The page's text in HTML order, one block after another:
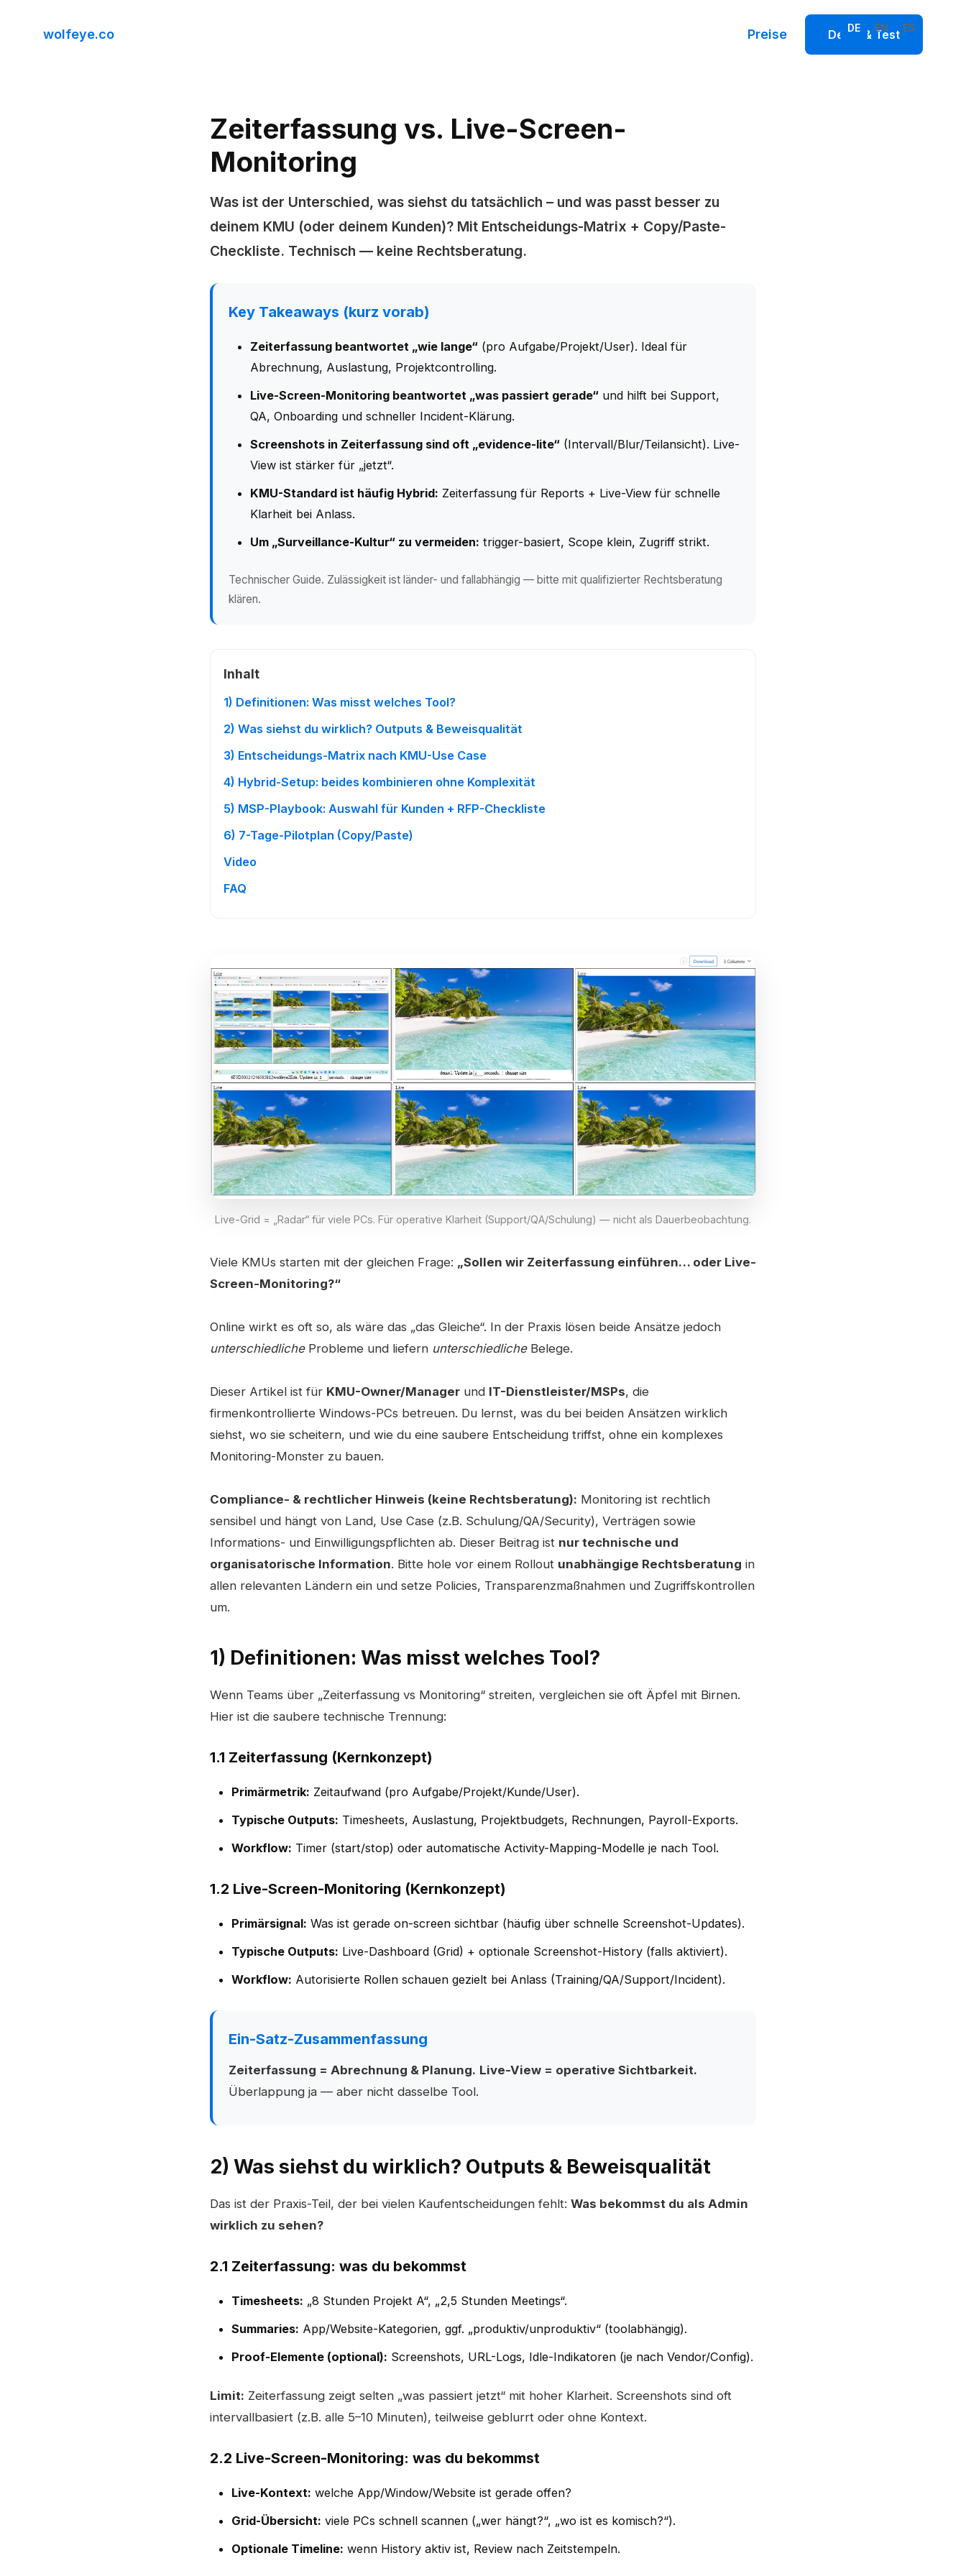
DE EN ES
wolfeye.co Preise Demo & Test
Zeiterfassung vs. Live-Screen-
Monitoring
Was ist der Unterschied, was siehst du tatsächlich – und was passt besser zu
deinem KMU (oder deinem Kunden)? Mit Entscheidungs-Matrix + Copy/Paste-
Checkliste. Technisch — keine Rechtsberatung.
Key Takeaways (kurz vorab)
Zeiterfassung beantwortet „wie lange“ (pro Aufgabe/Projekt/User). Ideal für
Abrechnung, Auslastung, Projektcontrolling.
Live-Screen-Monitoring beantwortet „was passiert gerade“ und hilft bei Support,
QA, Onboarding und schneller Incident-Klärung.
Screenshots in Zeiterfassung sind oft „evidence-lite“ (Intervall/Blur/Teilansicht). Live-
View ist stärker für „jetzt“.
KMU-Standard ist häufig Hybrid: Zeiterfassung für Reports + Live-View für schnelle
Klarheit bei Anlass.
Um „Surveillance-Kultur“ zu vermeiden: trigger-basiert, Scope klein, Zugriff strikt.
Technischer Guide. Zulässigkeit ist länder- und fallabhängig — bitte mit qualifizierter Rechtsberatung
klären.
Inhalt
1) Definitionen: Was misst welches Tool?
2) Was siehst du wirklich? Outputs & Beweisqualität
3) Entscheidungs-Matrix nach KMU-Use Case
4) Hybrid-Setup: beides kombinieren ohne Komplexität
5) MSP-Playbook: Auswahl für Kunden + RFP-Checkliste
6) 7-Tage-Pilotplan (Copy/Paste)
Video
FAQ
Live-Grid = „Radar“ für viele PCs. Für operative Klarheit (Support/QA/Schulung) — nicht als Dauerbeobachtung.
Viele KMUs starten mit der gleichen Frage: „Sollen wir Zeiterfassung einführen… oder Live-
Screen-Monitoring?“
Online wirkt es oft so, als wäre das „das Gleiche“. In der Praxis lösen beide Ansätze jedoch
unterschiedlicheProbleme und liefern unterschiedlicheBelege.
Dieser Artikel ist für KMU-Owner/Manager und IT-Dienstleister/MSPs, die
firmenkontrollierte Windows-PCs betreuen. Du lernst, was du bei beiden Ansätzen wirklich
siehst, wo sie scheitern, und wie du eine saubere Entscheidung triffst, ohne ein komplexes
Monitoring-Monster zu bauen.
Compliance- & rechtlicher Hinweis (keine Rechtsberatung): Monitoring ist rechtlich
sensibel und hängt von Land, Use Case (z.B. Schulung/QA/Security), Verträgen sowie
Informations- und Einwilligungspflichten ab. Dieser Beitrag ist nur technische und
organisatorische Information. Bitte hole vor einem Rollout unabhängige Rechtsberatung in
allen relevanten Ländern ein und setze Policies, Transparenzmaßnahmen und Zugriffskontrollen
um.
1) Definitionen: Was misst welches Tool?
Wenn Teams über „Zeiterfassung vs Monitoring“ streiten, vergleichen sie oft Äpfel mit Birnen.
Hier ist die saubere technische Trennung:
1.1 Zeiterfassung (Kernkonzept)
Primärmetrik: Zeitaufwand (pro Aufgabe/Projekt/Kunde/User).
Typische Outputs: Timesheets, Auslastung, Projektbudgets, Rechnungen, Payroll-Exports.
Workflow: Timer (start/stop) oder automatische Activity-Mapping-Modelle je nach Tool.
1.2 Live-Screen-Monitoring (Kernkonzept)
Primärsignal: Was ist gerade on-screen sichtbar (häufig über schnelle Screenshot-Updates).
Typische Outputs: Live-Dashboard (Grid) + optionale Screenshot-History (falls aktiviert).
Workflow: Autorisierte Rollen schauen gezielt bei Anlass (Training/QA/Support/Incident).
Ein-Satz-Zusammenfassung
Zeiterfassung = Abrechnung & Planung. Live-View = operative Sichtbarkeit.
Überlappung ja — aber nicht dasselbe Tool.
2) Was siehst du wirklich? Outputs & Beweisqualität
Das ist der Praxis-Teil, der bei vielen Kaufentscheidungen fehlt: Was bekommst du als Admin
wirklich zu sehen?
2.1 Zeiterfassung: was du bekommst
Timesheets: „8 Stunden Projekt A“, „2,5 Stunden Meetings“.
Summaries: App/Website-Kategorien, ggf. „produktiv/unproduktiv“ (toolabhängig).
Proof-Elemente (optional): Screenshots, URL-Logs, Idle-Indikatoren (je nach Vendor/Config).
Limit: Zeiterfassung zeigt selten „was passiert jetzt“ mit hoher Klarheit. Screenshots sind oft
intervallbasiert (z.B. alle 5–10 Minuten), teilweise geblurrt oder ohne Kontext.
2.2 Live-Screen-Monitoring: was du bekommst
Live-Kontext: welche App/Window/Website ist gerade offen?
Grid-Übersicht: viele PCs schnell scannen („wer hängt?“, „wo ist es komisch?“).
Optionale Timeline: wenn History aktiv ist, Review nach Zeitstempeln.